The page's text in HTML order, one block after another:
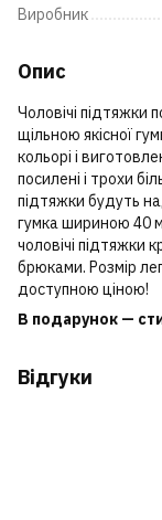
Виробник
Опис
Чоловічі підтяжки
щільною якісної
кольорі і
посилені і трохи
підтяжки будуть
гумка шириною 40
чоловічі підтяжки
брюками. Розмір
доступною ціною!
В подарунок —
Відгуки